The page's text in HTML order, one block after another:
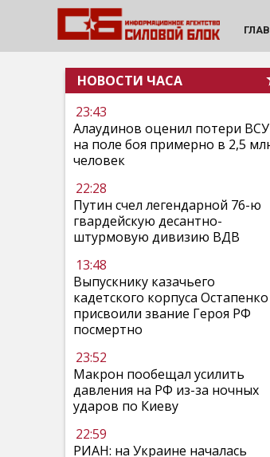
НОВОСТИ ЧАСА
23:43
Алаудинов оценил потери ВСУ
на поле боя примерно в 2,5
человек
22:28
Путин счел легендарной 76-ю
гвардейскую десантно-
штурмовую дивизию ВДВ
13:48
Выпускнику казачьего
кадетского корпуса Остапенко
присвоили звание Героя РФ
посмертно
23:52
Макрон пообещал усилить
давления на РФ из-за ночных
ударов по Киеву
22:59
РИАН: на Украине началась